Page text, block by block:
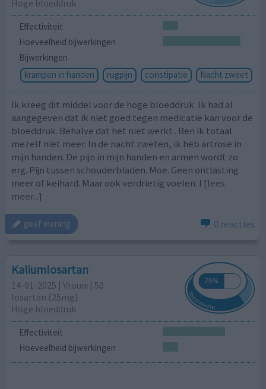
Hoge bloeddruk
Effectiviteit
Hoeveelheid bijwerkingen
Bijwerkingen
krampen in handen
rugpijn constipatie Nacht zweet
Ik kreeg dit middel voor de hoge bloeddruk. Ik had al
aangegeven dat ik niet goed tegen medicatie kan voor de
bloeddruk. Behalve dat het niet werkt . Ben ik totaal
mezelf niet meer. In de nacht zweten, ik heb artrose in
mijn handen. De pijn in mijn handen en armen wordt zo
erg. Pijn tussen schouderbladen. Moe. Geen ontlasting
meer of keihard. Maar ook verdrietig voelen. I [lees
meer...]
geef mening 0 reacties
Kaliumlosartan
14-01-2025 | Vrouw | 50
losartan (25mg)
Hoge bloeddruk
Effectiviteit
Hoeveelheid bijwerkingen